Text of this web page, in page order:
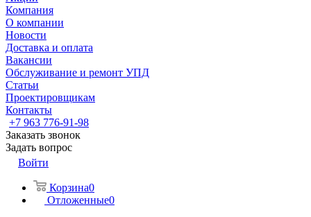
Компания
О компании
Новости
Доставка и оплата
Вакансии
Обслуживание и ремонт УПД
Статьи
Проектировщикам
Контакты
+7 963 776-91-98
Заказать звонок
Задать вопрос
Войти
Корзина0
Отложенные0